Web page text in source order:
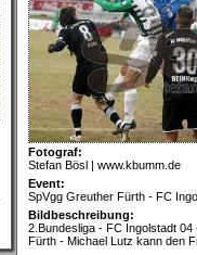
Fotograf:
Stefan Bösl | www.kbumm.de
Event:
SpVgg Greuther Fürth - FC
Bildbeschreibung:
2.Bundesliga - FC Ingolstadt
Fürth - Michael Lutz kann den